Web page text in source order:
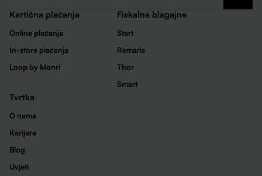
Kartična plaćanja
Online plaćanja
In-store plaćanja
Loop by Monri
Fiskalne blagajne
Start
Remaris
Thor
Smart
Tvrtka
O nama
Karijere
Blog
Uvjeti